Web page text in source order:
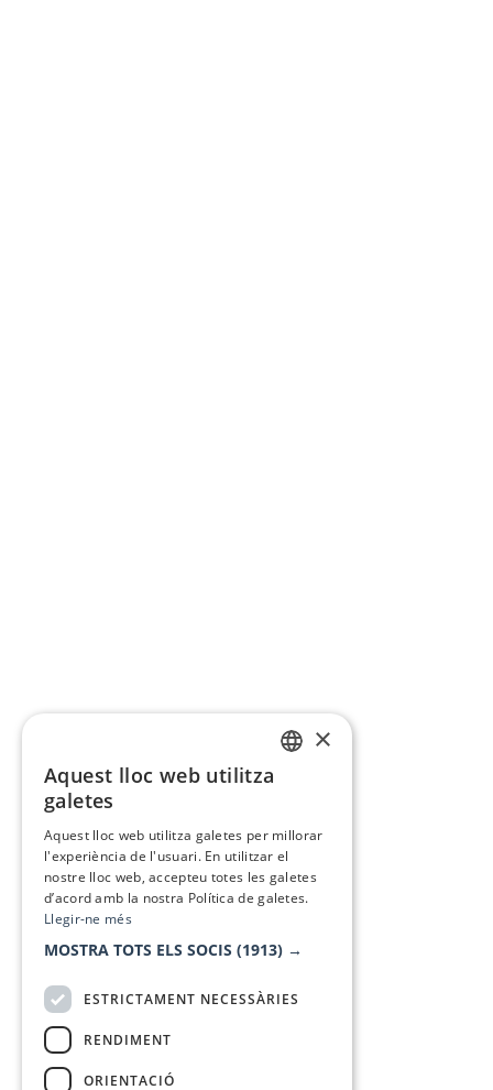
×
Aquest lloc web utilitza
galetes
Aquest lloc web utilitza galetes per millorar
l'experiència de l'usuari. En utilitzar el
nostre lloc web, accepteu totes les galetes
d’acord amb la nostra Política de galetes.
Llegir-ne més
MOSTRA TOTS ELS SOCIS (1913) →
ESTRICTAMENT NECESSÀRIES
RENDIMENT
ORIENTACIÓ